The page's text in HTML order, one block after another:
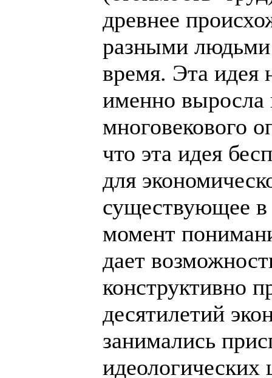
древнее
разными людьми
время. Эта
именно выросла
многовекового
что эта идея
для
существующее
момент
дает
конструктивно
десятилетий
занимались
идеологических